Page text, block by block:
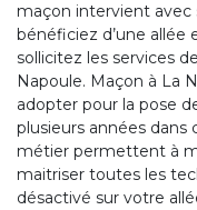
maçon intervient avec
bénéficiez d’une
sollicitez les services
Napoule. Maçon à La
adopter pour la pose
plusieurs années dans
métier permettent à
maitriser toutes les
désactivé sur votre